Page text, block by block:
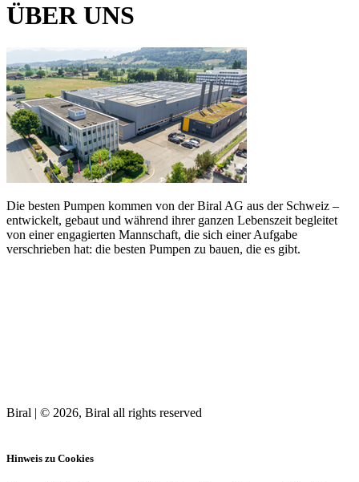
ÜBER UNS
Die besten Pumpen kommen von der Biral AG aus der Schweiz –
entwickelt, gebaut und während ihrer ganzen Lebenszeit begleitet
von einer engagierten Mannschaft, die sich einer Aufgabe
verschrieben hat: die besten Pumpen zu bauen, die es gibt.
Biral | © 2026, Biral all rights reserved
Hinweis zu Cookies